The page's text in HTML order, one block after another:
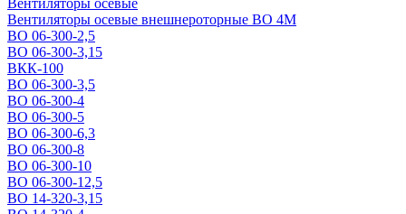
Вентиляторы осевые
Вентиляторы осевые внешнероторные ВО 4М
ВО 06-300-2,5
ВО 06-300-3,15
ВКК-100
ВО 06-300-3,5
ВО 06-300-4
ВО 06-300-5
ВО 06-300-6,3
ВО 06-300-8
ВО 06-300-10
ВО 06-300-12,5
ВО 14-320-3,15